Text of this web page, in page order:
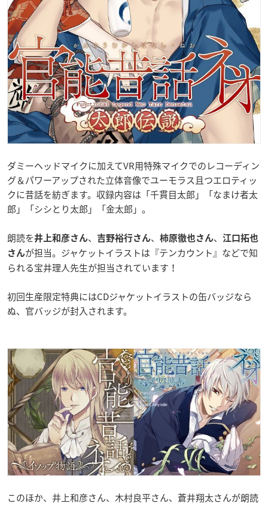
ダミーヘッドマイクに加えてVR用特殊マイクでのレコーディン
グ＆パワーアップされた立体音像でユーモラス且つエロティッ
クに昔話を紡ぎます。収録内容は「千貫目太郎」「なまけ者太
郎」「シシとり太郎」「金太郎」。
朗読を井上和彦さん、 吉野裕行さん、 柿原徹也さん、
江口拓也
さんが担当。ジャケットイラストは『テンカウント』などで知
られる宝井理人先生が担当されています！
初回生産限定特典にはCDジャケットイラストの缶バッジなら
ぬ、官バッジが封入されます。
このほか、井上和彦さん、木村良平さん、蒼井翔太さんが朗読